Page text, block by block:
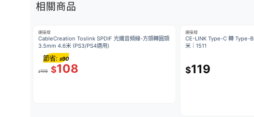
相關商品
連接線
CableCreation Toslink SPDIF 光纖音頻線-方頭轉圓頭
3.5mm 4.6米 (PS3/PS4適用)
$198 $108
節省: $90
連接線
CE-LINK Type-C 轉 Type-
米｜1511
$119